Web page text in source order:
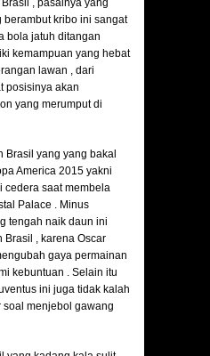
, pasalnya yang
kribo ini sangat
bola jatuh ditangan
kemampuan yang hebat
lawan , dari
posisinya akan
yang merumput di
Brasil yang yang bakal
America 2015 yakni
cedera saat membela
Palace . Minus
tengah naik daun ini
Brasil , karena Oscar
gaya permainan
kebuntuan . Selain itu
ini juga tidak kalah
menjebol gawang